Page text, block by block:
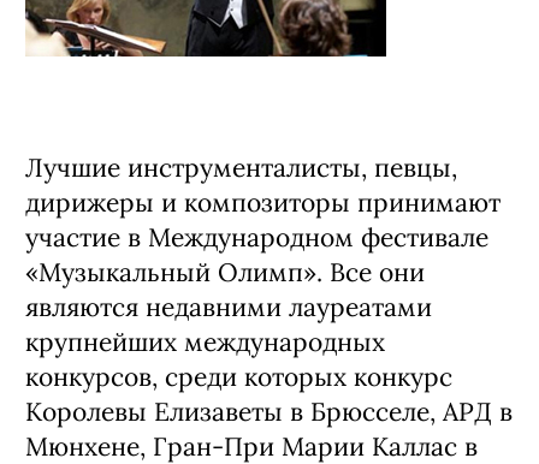
Лучшие инструменталисты, певцы,
дирижеры и композиторы принимают
участие в Международном фестивале
«Музыкальный Олимп». Все они
являются недавними лауреатами
крупнейших международных
конкурсов, среди которых конкурс
Королевы Елизаветы в Брюсселе, АРД в
Мюнхене, Гран-При Марии Каллас в